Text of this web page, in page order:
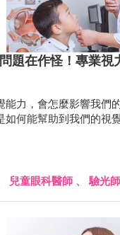
題在作怪！專業視
能力，會怎麼影響我們
何能幫助到我們的視
兒童眼科醫師 、驗光師